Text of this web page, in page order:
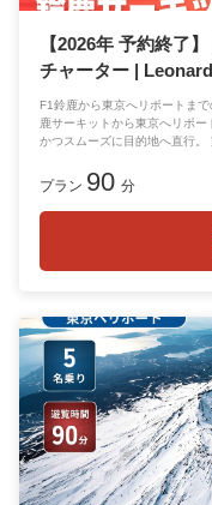
【2026年 予約終了
チャーター |
F1鈴鹿から東京へリポートま
鹿サーキットから東京へリポ
かつスムーズに目的地へ直行。
プラン 90 分